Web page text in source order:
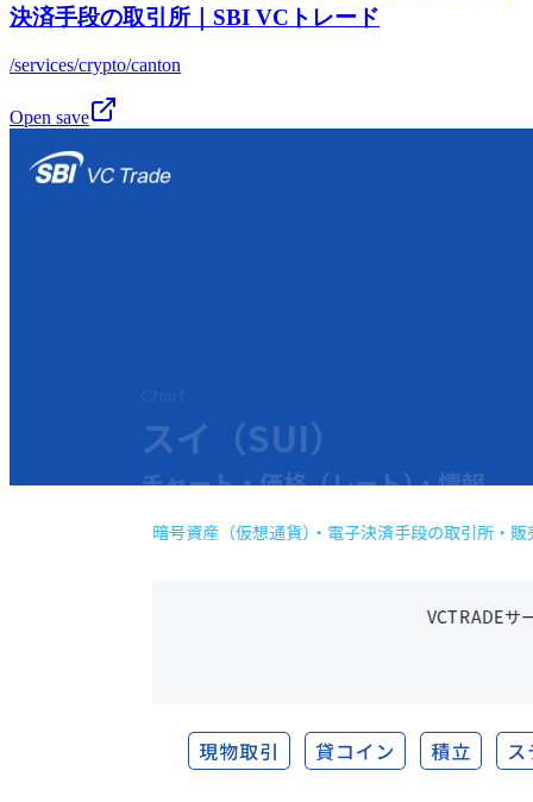
決済手段の取引所｜SBI VCトレード
/services/crypto/canton
Open save